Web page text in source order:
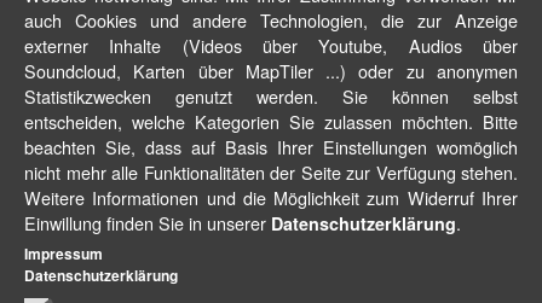
auch Cookies und andere Technologien, die zur Anzeige
externer Inhalte (Videos über Youtube, Audios über
Soundcloud, Karten über MapTiler ...) oder zu anonymen
Statistikzwecken genutzt werden. Sie können selbst
entscheiden, welche Kategorien Sie zulassen möchten. Bitte
beachten Sie, dass auf Basis Ihrer Einstellungen womöglich
nicht mehr alle Funktionalitäten der Seite zur Verfügung stehen.
Weitere Informationen und die Möglichkeit zum Widerruf Ihrer
Einwillung finden Sie in unserer Datenschutzerklärung.
Impressum
Datenschutzerklärung